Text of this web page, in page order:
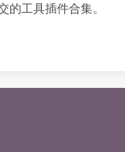
工具插件合集。